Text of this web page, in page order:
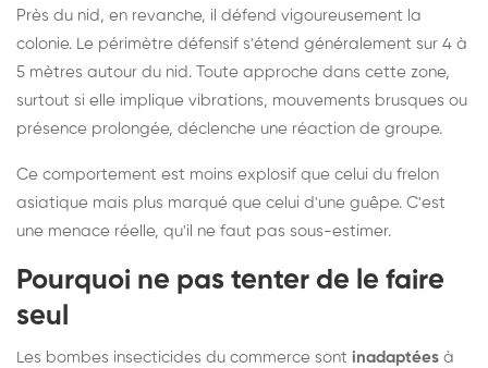
Près du nid, en revanche, il défend vigoureusement la
colonie. Le périmètre défensif s'étend généralement sur 4 à
5 mètres autour du nid. Toute approche dans cette zone,
surtout si elle implique vibrations, mouvements brusques ou
présence prolongée, déclenche une réaction de groupe.
Ce comportement est moins explosif que celui du frelon
asiatique mais plus marqué que celui d'une guêpe. C'est
une menace réelle, qu'il ne faut pas sous-estimer.
Pourquoi ne pas tenter de le faire
seul
Les bombes insecticides du commerce sont inadaptées à